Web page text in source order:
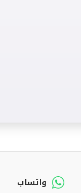
واتساب